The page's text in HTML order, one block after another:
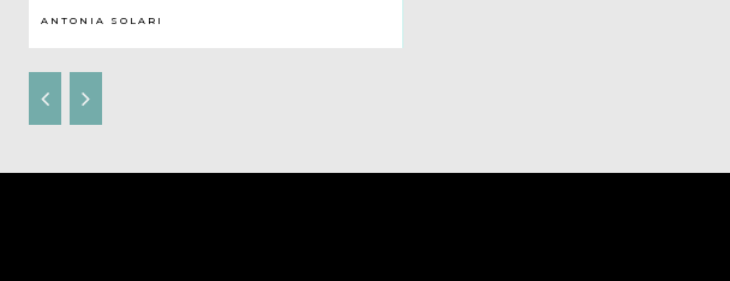
ANTONIA SOLARI